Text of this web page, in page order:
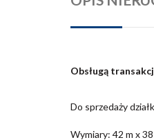
Obsługą
Do sprzedaży
Wymiary: 42 m x